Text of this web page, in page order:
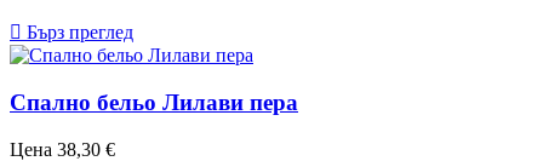
 Бърз преглед
Спално бельо Лилави пера
Цена 38,30 €